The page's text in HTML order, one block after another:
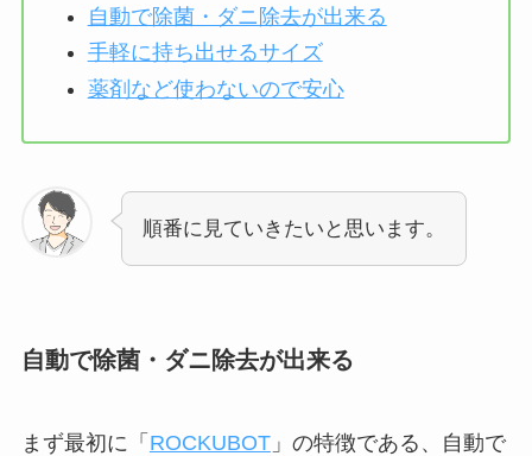
自動で除菌・ダニ除去が出来る
手軽に持ち出せるサイズ
薬剤など使わないので安心
順番に見ていきたいと思います。
自動で除菌・ダニ除去が出来る
まず最初に「 ROCKUBOT」の特徴である、自動で